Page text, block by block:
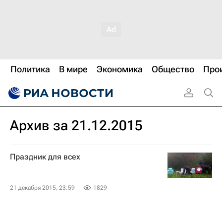
Политика В мире Экономика Общество
Архив за 21.12.2015
Праздник для всех
21 декабря 2015, 23:59 1829